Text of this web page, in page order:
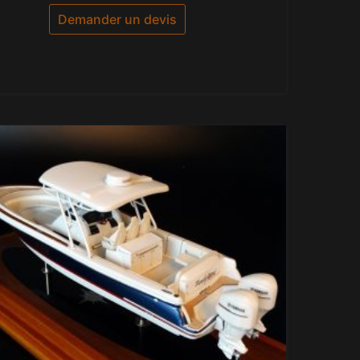
sur 5
Demander un devis